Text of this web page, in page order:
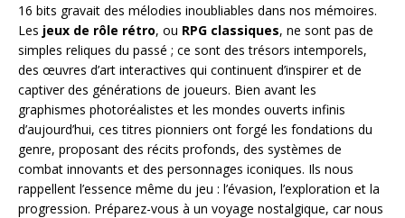
16 bits gravait des mélodies inoubliables dans nos mémoires.
Les jeux de rôle rétro, ou RPG classiques, ne sont pas de
simples reliques du passé ; ce sont des trésors intemporels,
des œuvres d’art interactives qui continuent d’inspirer et de
captiver des générations de joueurs. Bien avant les
graphismes photoréalistes et les mondes ouverts infinis
d’aujourd’hui, ces titres pionniers ont forgé les fondations du
genre, proposant des récits profonds, des systèmes de
combat innovants et des personnages iconiques. Ils nous
rappellent l’essence même du jeu : l’évasion, l’exploration et la
progression. Préparez-vous à un voyage nostalgique, car nous